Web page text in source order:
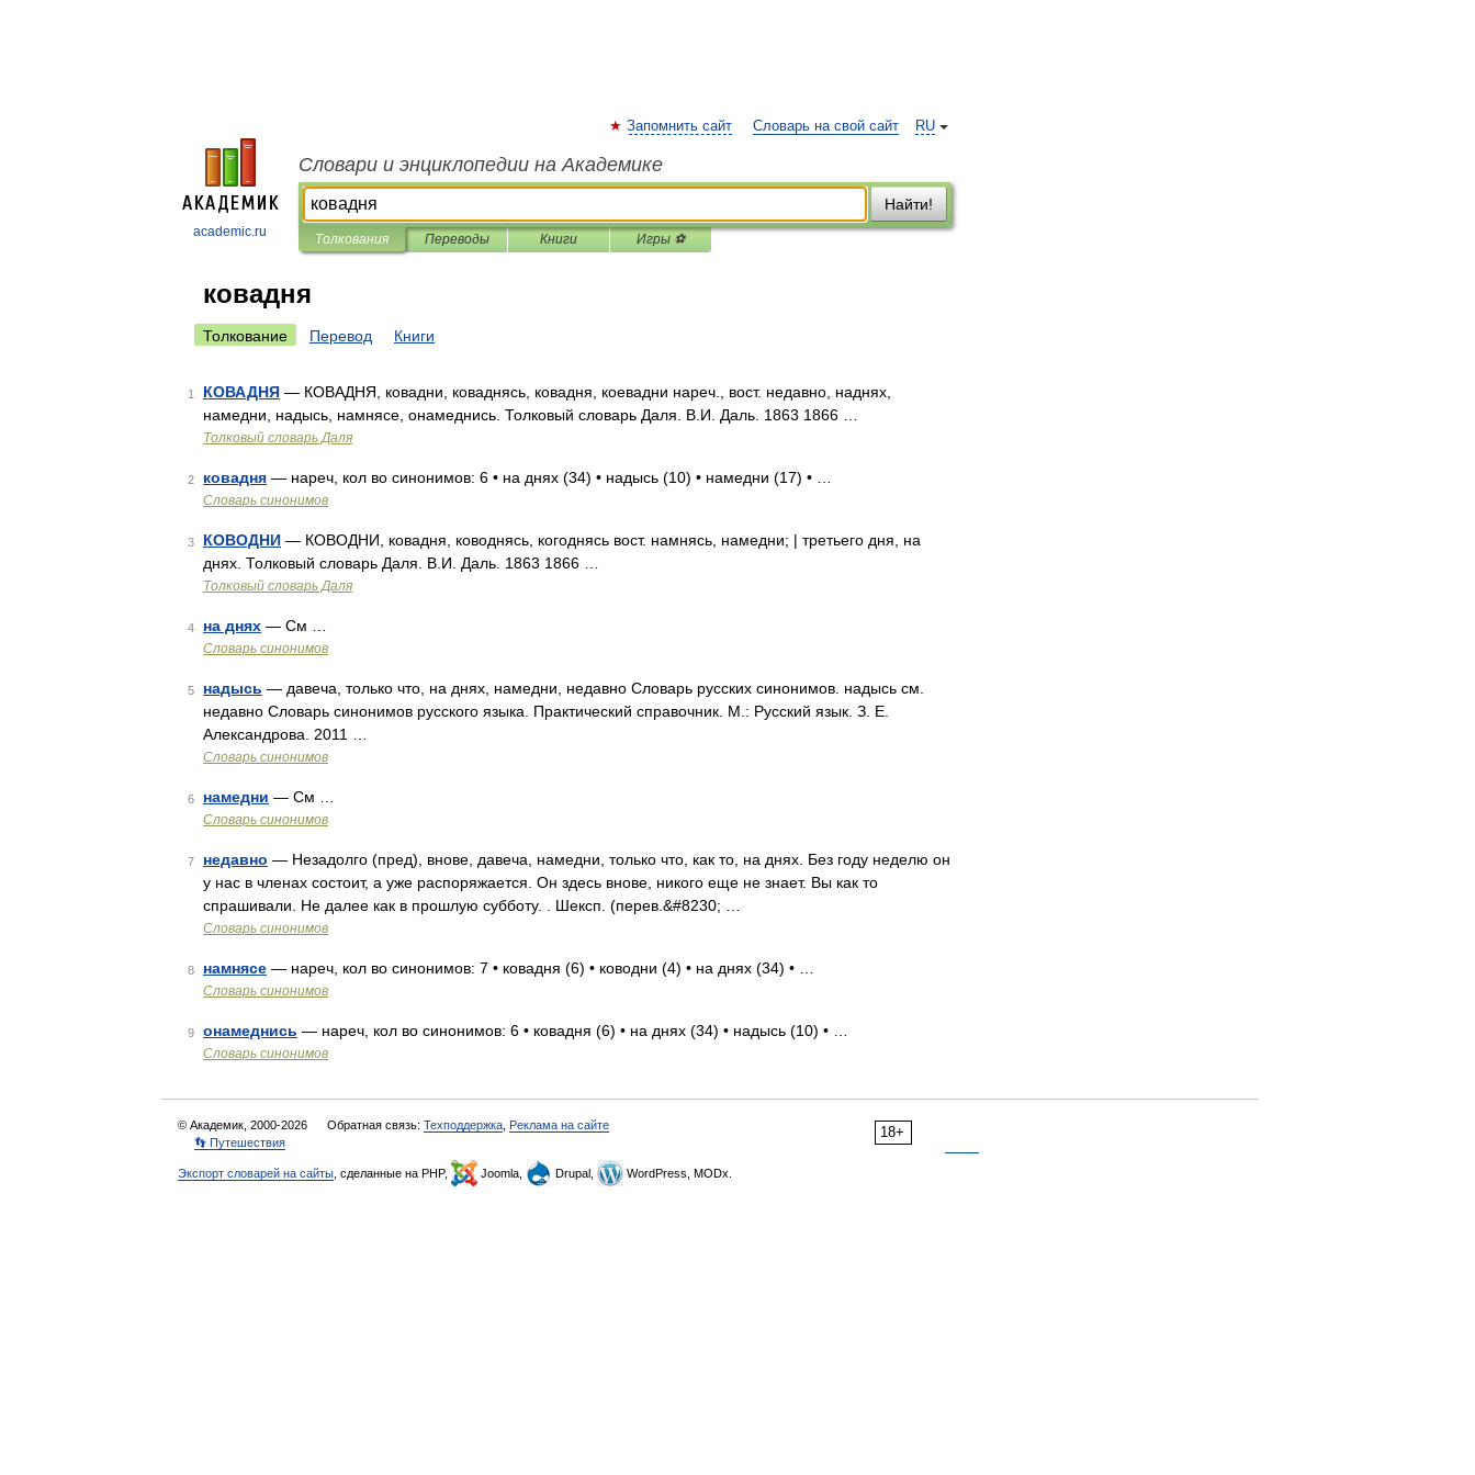
academic.ru
RU
Запомнить сайт Словарь на свой сайт
Словари и энциклопедии на Академике
Найти!
Толкования Переводы Книги Игры ⚽
ковадня
Толкование Перевод Книги
1 КОВАДНЯ — КОВАДНЯ, ковадни, коваднясь, ковадня, коевадни нареч., вост. недавно, наднях,
намедни, надысь, намнясе, онамеднись. Толковый словарь Даля. В.И. Даль. 1863 1866 …
Толковый словарь Даля
2 ковадня — нареч, кол во синонимов: 6 • на днях (34) • надысь (10) • намедни (17) • …
Словарь синонимов
3 КОВОДНИ — КОВОДНИ, ковадня, ководнясь, когоднясь вост. намнясь, намедни; | третьего дня, на
днях. Толковый словарь Даля. В.И. Даль. 1863 1866 …
Толковый словарь Даля
4 на днях — См …
Словарь синонимов
5 надысь — давеча, только что, на днях, намедни, недавно Словарь русских синонимов. надысь см.
недавно Словарь синонимов русского языка. Практический справочник. М.: Русский язык. З. Е.
Александрова. 2011 …
Словарь синонимов
6 намедни — См …
Словарь синонимов
7 недавно — Незадолго (пред), внове, давеча, намедни, только что, как то, на днях. Без году неделю он
у нас в членах состоит, а уже распоряжается. Он здесь внове, никого еще не знает. Вы как то
спрашивали. Не далее как в прошлую субботу. . Шексп. (перев.&#8230; …
Словарь синонимов
8 намнясе — нареч, кол во синонимов: 7 • ковадня (6) • ководни (4) • на днях (34) • …
Словарь синонимов
9 онамеднись — нареч, кол во синонимов: 6 • ковадня (6) • на днях (34) • надысь (10) • …
Словарь синонимов
18+
© Академик, 2000-2026 Обратная связь: Техподдержка Реклама на сайте
👣 Путешествия
Экспорт словарей на сайты , сделанные на PHP, Joomla, Drupal, WordPress, MODx.